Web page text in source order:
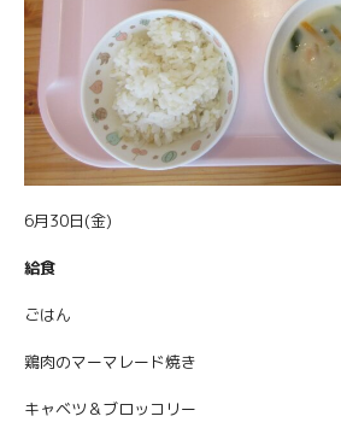
6月30日(金)
給食
ごはん
鶏肉のマーマレード焼き
キャベツ＆ブロッコリー